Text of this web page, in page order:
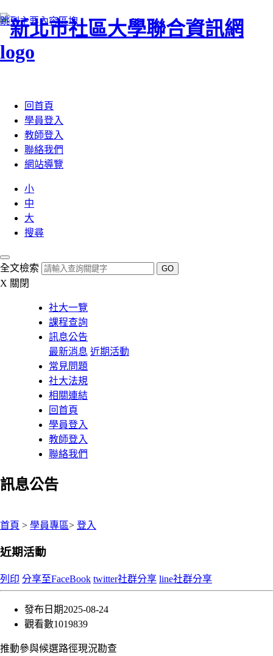
跳到主要內容區塊
回首頁
學員登入
教師登入
聯絡我們
網站導覽
小
中
大
搜尋
全文檢索 GO
X 關閉
社大一覽
課程查詢
訊息公告
最新消息 近期活動
常見問題
社大法規
相關連結
回首頁
學員登入
教師登入
聯絡我們
訊息公告
首頁 > 學員專區> 登入
近期活動
列印 分享至FaceBook twitter社群分享 line社群分享
發布日期2025-08-24
觀看數1019839
推動參與候選路徑現況勘查